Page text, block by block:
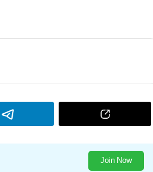
Join Now